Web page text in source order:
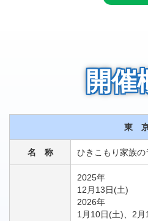
開催
東
名 称 ひきこもり家族
2025年
12月13日(土)
2026年
1月10日(土)、2月